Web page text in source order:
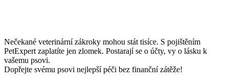
Nečekané veterinární zákroky mohou stát tisíce. S pojištěním
PetExpert zaplatíte jen zlomek. Postarají se o účty, vy o lásku k
vašemu psovi.
Dopřejte svému psovi nejlepší péči bez finanční zátěže!